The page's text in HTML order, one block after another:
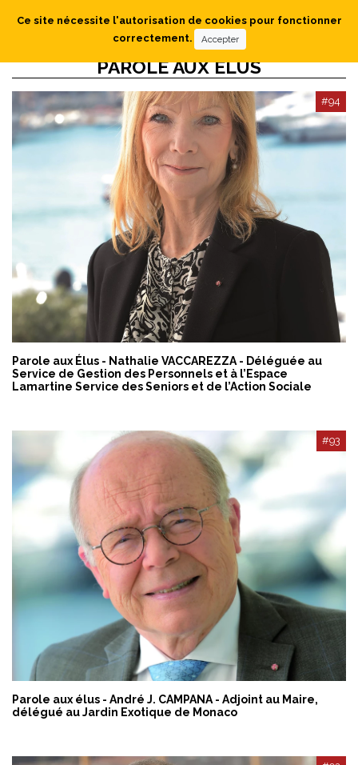
PAROLE AUX ÉLUS
#94
Parole aux Élus - Nathalie VACCAREZZA - Déléguée au
Service de Gestion des Personnels et à l’Espace
Lamartine Service des Seniors et de l’Action Sociale
#93
Parole aux élus - André J. CAMPANA - Adjoint au Maire,
délégué au Jardin Exotique de Monaco
Ce site nécessite l'autorisation de cookies pour fonctionner
correctement.
Accepter